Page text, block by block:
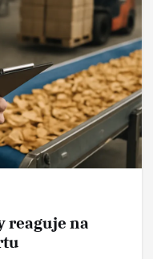
reaguje na